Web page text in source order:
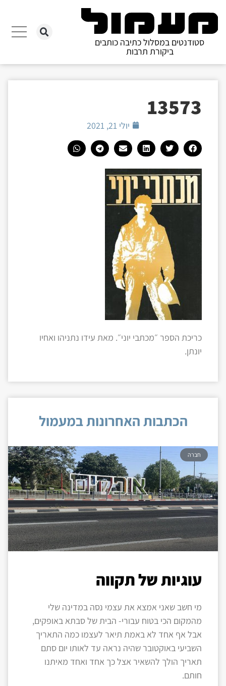
סטודנטים במסלול כתיבה כותבים
ביקורת תרבות
13573
יולי 21, 2021
כריכת הספר ״מכתבי יוני״. מאת עידו נתניהו ואחיו
יונתן.
הכתבות האחרונות במעמול
חברה
עוגיות של תקווה
מי חשב שאני אמצא את עצמי נסה במדינה שלי
מהמקום הכי בטוח עבורי- הבית של סבתא באופקים,
אבל אף אחד לא באמת תיאר לעצמו כמה התאריך
השביעי באוקטובר שהיה נראה עד לאותו יום סתם
תאריך הולך להשאיר אצל כך אחד ואחד מאיתנו
חותם.